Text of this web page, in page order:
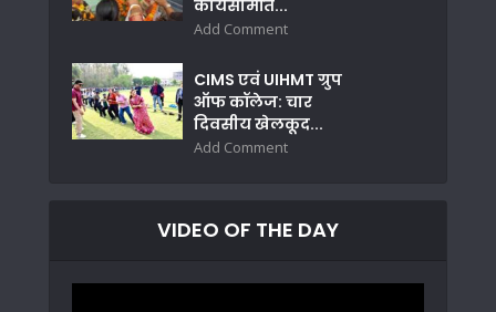
कार्यसमिति...
Add Comment
CIMS एवं UIHMT ग्रुप
ऑफ कॉलेज: चार
दिवसीय खेलकूद...
Add Comment
VIDEO OF THE DAY